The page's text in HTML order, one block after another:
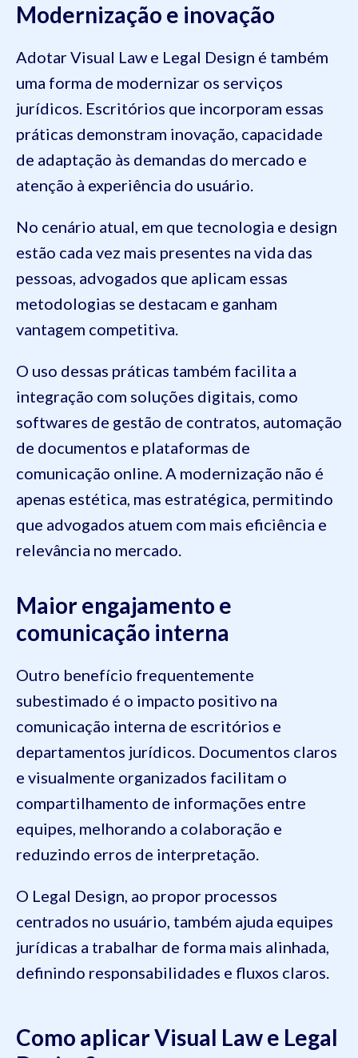
Modernização e inovação
Adotar Visual Law e Legal Design é também
uma forma de modernizar os serviços
jurídicos. Escritórios que incorporam essas
práticas demonstram inovação, capacidade
de adaptação às demandas do mercado e
atenção à experiência do usuário.
No cenário atual, em que tecnologia e design
estão cada vez mais presentes na vida das
pessoas, advogados que aplicam essas
metodologias se destacam e ganham
vantagem competitiva.
O uso dessas práticas também facilita a
integração com soluções digitais, como
softwares de gestão de contratos, automação
de documentos e plataformas de
comunicação online. A modernização não é
apenas estética, mas estratégica, permitindo
que advogados atuem com mais eficiência e
relevância no mercado.
Maior engajamento e
comunicação interna
Outro benefício frequentemente
subestimado é o impacto positivo na
comunicação interna de escritórios e
departamentos jurídicos. Documentos claros
e visualmente organizados facilitam o
compartilhamento de informações entre
equipes, melhorando a colaboração e
reduzindo erros de interpretação.
O Legal Design, ao propor processos
centrados no usuário, também ajuda equipes
jurídicas a trabalhar de forma mais alinhada,
definindo responsabilidades e fluxos claros.
Como aplicar Visual Law e Legal